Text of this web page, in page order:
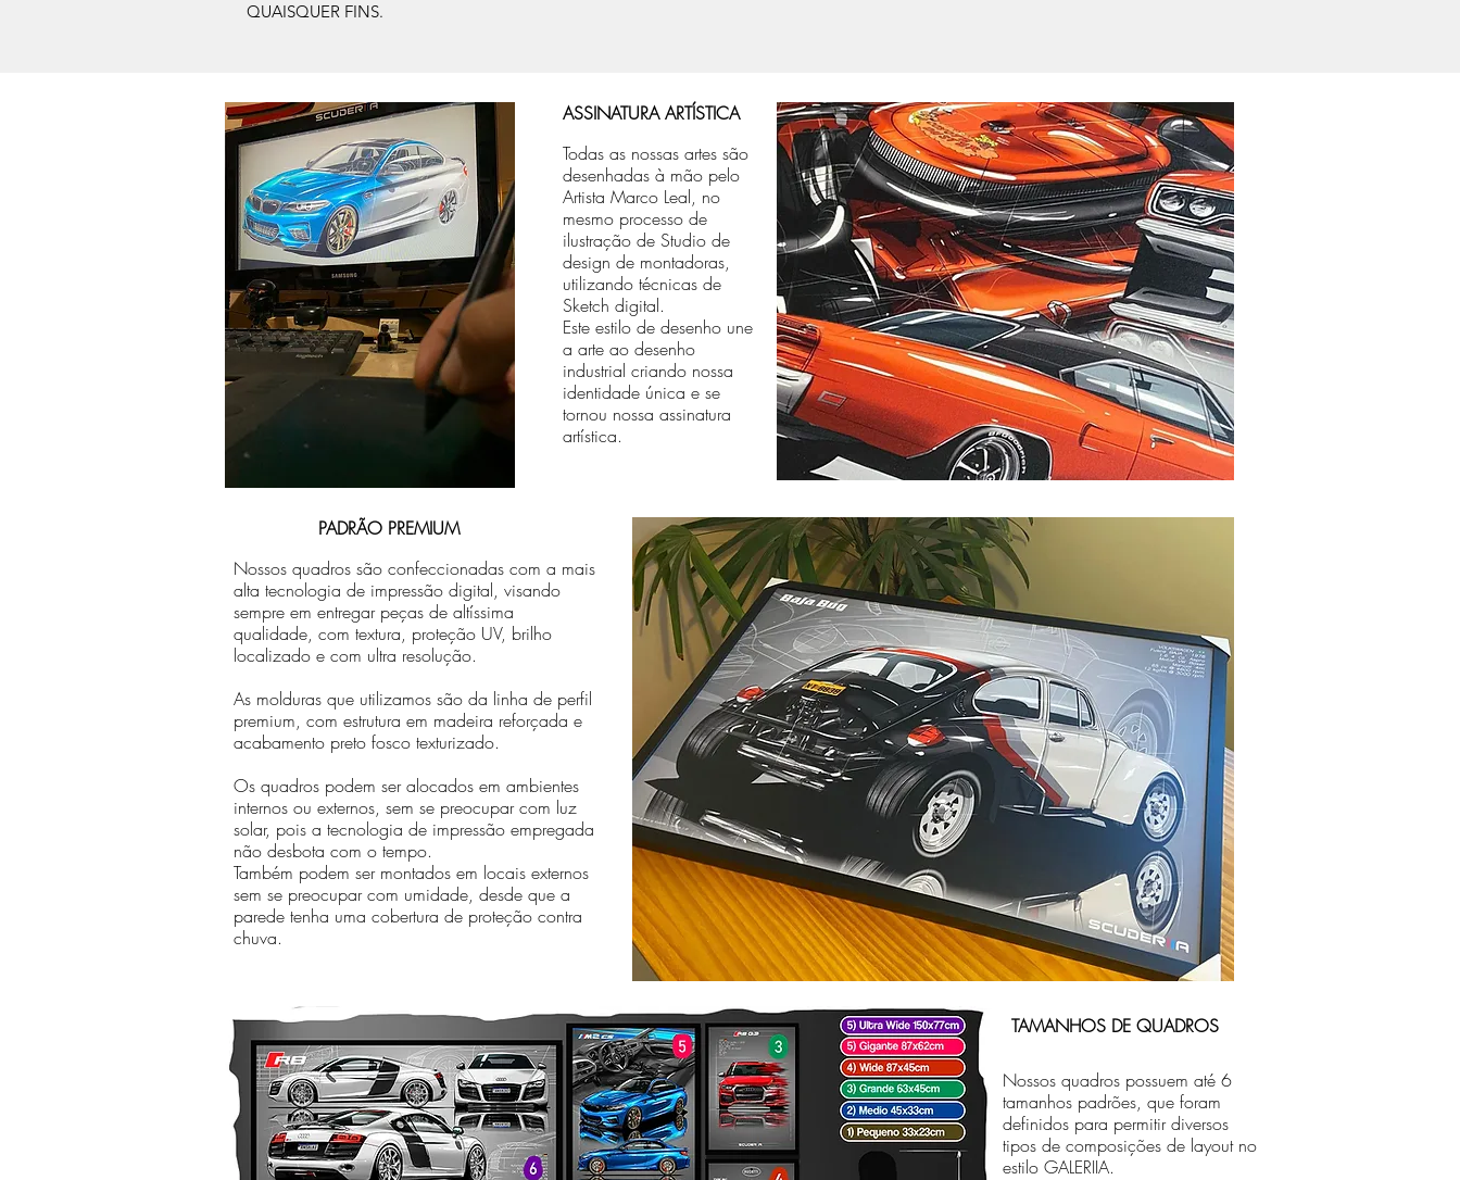
QUAISQUER FINS.
ASSINATURA ARTÍSTICA
Todas as nossas artes são
desenhadas à mão pelo
Artista Marco Leal, no
mesmo processo de
ilustração de Studio de
design de montadoras,
utilizando técnicas de
Sketch digital.
Este estilo de desenho une
a arte ao desenho
industrial criando nossa
identidade única e se
tornou nossa assinatura
artística.
PADRÃO PREMIUM
Nossos quadros são confeccionadas com a mais
alta tecnologia de impressão digital, visando
sempre em entregar peças de altíssima
qualidade, com textura, proteção UV, brilho
localizado e com ultra resolução.
As molduras que utilizamos são da linha de perfil
premium, com estrutura em madeira reforçada e
acabamento preto fosco texturizado.
Os quadros podem ser alocados em ambientes
internos ou externos, sem se preocupar com luz
solar, pois a tecnologia de impressão empregada
não desbota com o tempo.
Também podem ser montados em locais externos
sem se preocupar com umidade, desde que a
parede tenha uma cobertura de proteção contra
chuva.
TAMANHOS DE QUADROS
Nossos quadros possuem até 6
tamanhos padrões, que foram
definidos para permitir diversos
tipos de composições de layout no
estilo GALERIIA.